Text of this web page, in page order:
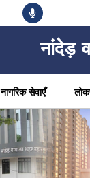
नांदेड़
नागरिक सेवाएँ